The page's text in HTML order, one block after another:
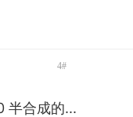
4#
半合成的...